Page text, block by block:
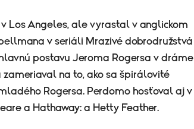
v Los Angeles, ale vyrastal v anglickom
v seriáli Mrazivé dobrodružstvá
postavu Jeroma Rogersa v dráme
zameriaval na to, ako sa špirálovité
Rogersa. Perdomo hosťoval aj v
a Hathaway: a Hetty Feather.